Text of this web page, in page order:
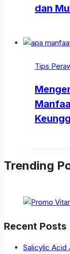
dan
Tips
Trending
Recent Posts
Salicylic Acid